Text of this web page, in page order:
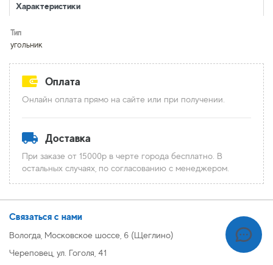
Характеристики
Тип
угольник
Оплата
Онлайн оплата прямо на сайте или при получении.
Доставка
При заказе от 15000р в черте города бесплатно. В
остальных случаях, по согласованию с менеджером.
Связаться с нами
Вологда, Московское шоссе, 6 (Щеглино)
Череповец, ул. Гоголя, 41